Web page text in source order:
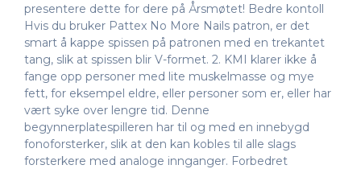
presentere dette for dere på Årsmøtet! Bedre kontoll
Hvis du bruker Pattex No More Nails patron, er det
smart å kappe spissen på patronen med en trekantet
tang, slik at spissen blir V-formet. 2. KMI klarer ikke å
fange opp personer med lite muskelmasse og mye
fett, for eksempel eldre, eller personer som er, eller har
vært syke over lengre tid. Denne
begynnerplatespilleren har til og med en innebygd
fonoforsterker, slik at den kan kobles til alle slags
forsterkere med analoge innganger. Forbedret